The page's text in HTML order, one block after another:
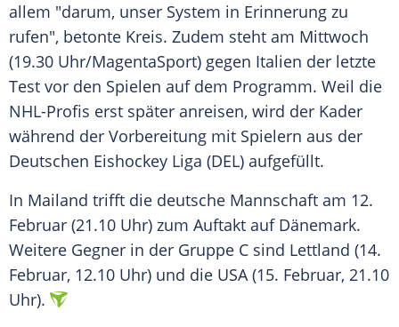
allem "darum, unser System in Erinnerung zu
rufen", betonte Kreis. Zudem steht am Mittwoch
(19.30 Uhr/MagentaSport) gegen Italien der letzte
Test vor den Spielen auf dem Programm. Weil die
NHL-Profis erst später anreisen, wird der Kader
während der Vorbereitung mit Spielern aus der
Deutschen Eishockey Liga (DEL) aufgefüllt.
In Mailand trifft die deutsche Mannschaft am 12.
Februar (21.10 Uhr) zum Auftakt auf Dänemark.
Weitere Gegner in der Gruppe C sind Lettland (14.
Februar, 12.10 Uhr) und die USA (15. Februar, 21.10
Uhr).